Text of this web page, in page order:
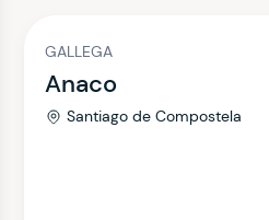
GALLEGA
Anaco
Santiago de Compostela